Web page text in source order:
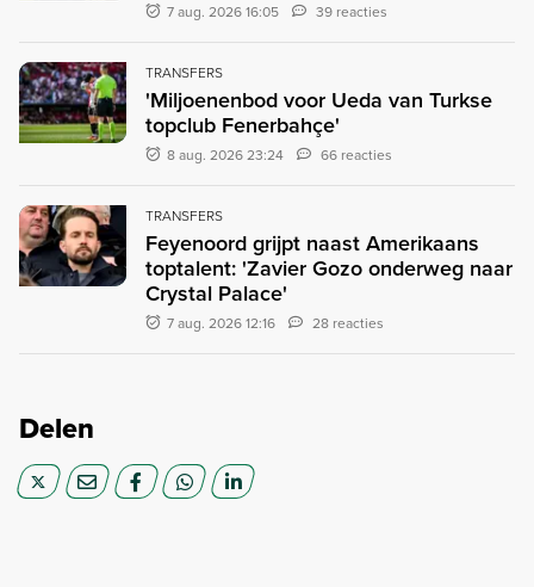
7 aug. 2026 16:05 39 reacties
TRANSFERS
'Miljoenenbod voor Ueda van Turkse
topclub Fenerbahçe'
8 aug. 2026 23:24 66 reacties
TRANSFERS
Feyenoord grijpt naast Amerikaans
toptalent: 'Zavier Gozo onderweg naar
Crystal Palace'
7 aug. 2026 12:16 28 reacties
Delen